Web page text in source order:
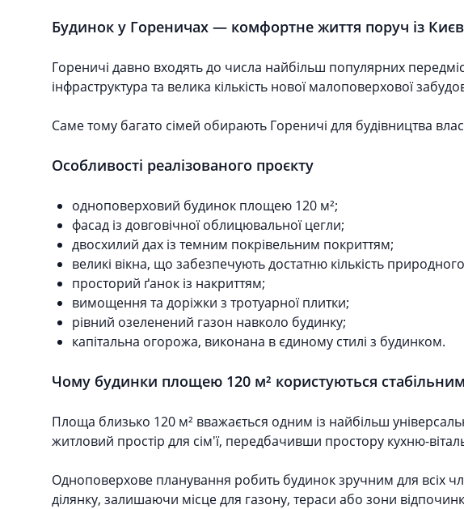
Будинок у Гореничах — комфортне життя поруч із
Гореничі давно входять до числа найбільш популярних
інфраструктура та велика кількість нової малоповерхової
Саме тому багато сімей обирають Гореничі для будівництва
Особливості реалізованого проєкту
одноповерховий будинок площею 120 м²;
фасад із довговічної облицювальної цегли;
двосхилий дах із темним покрівельним покриттям;
великі вікна, що забезпечують достатню кількість природного
просторий ґанок із накриттям;
вимощення та доріжки з тротуарної плитки;
рівний озеленений газон навколо будинку;
капітальна огорожа, виконана в єдиному стилі з будинком.
Чому будинки площею 120 м² користуються
Площа близько 120 м² вважається одним із найбільш
житловий простір для сім'ї, передбачивши простору кухню-
Одноповерхове планування робить будинок зручним для всіх
ділянку, залишаючи місце для газону, тераси або зони